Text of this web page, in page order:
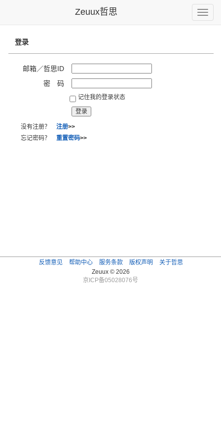
Toggle
Zeuux哲思
登录
邮箱／哲思ID
密 码
记住我的登录状态
没有注册？ 注册>>
忘记密码？ 重置密码>>
反馈意见 帮助中心 服务条款 版权声明
关于哲思
Zeuux © 2026
京ICP备05028076号